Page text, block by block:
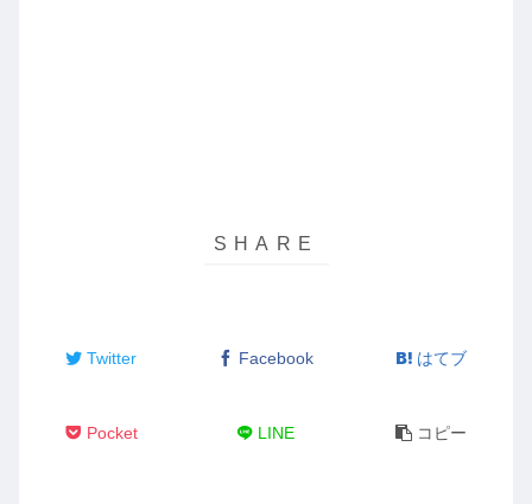
Twitter Facebook はてブ
Pocket LINE コピー